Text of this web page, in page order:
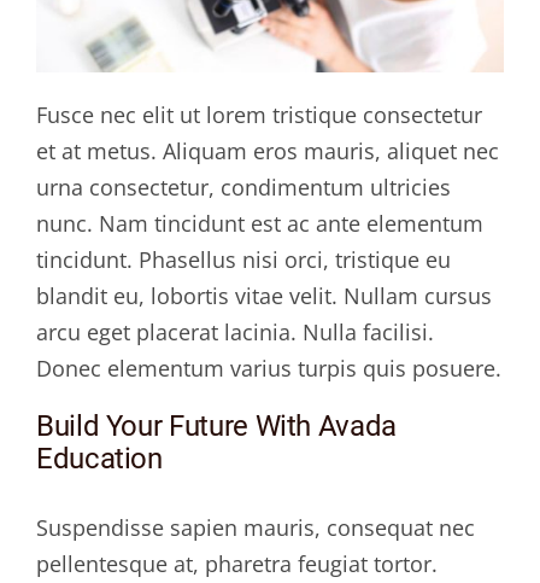
Fusce nec elit ut lorem tristique consectetur
et at metus. Aliquam eros mauris, aliquet nec
urna consectetur, condimentum ultricies
nunc. Nam tincidunt est ac ante elementum
tincidunt. Phasellus nisi orci, tristique eu
blandit eu, lobortis vitae velit. Nullam cursus
arcu eget placerat lacinia. Nulla facilisi.
Donec elementum varius turpis quis posuere.
Build Your Future With Avada
Education
Suspendisse sapien mauris, consequat nec
pellentesque at, pharetra feugiat tortor.